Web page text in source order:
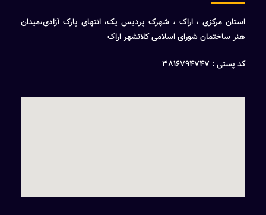
استان مرکزی ، اراک ، شهرک پردیس یک، انتهای پارک آزادی،میدان
هنر ساختمان شورای اسلامی کلانشهر اراک
کد پستی : 3816794747